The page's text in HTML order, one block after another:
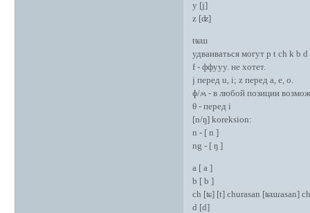
y [j]
z [ʣ]
tʨɯ
удваиваться могут p t ch k b
f - ффууу. не хотет.
j перед u, i; z перед a, е, o.
ɸ/ʍ - в любой позиции
θ - перед i
[n/ŋ] koreksion:
n - [ n ]
ng - [ ŋ ]
a [ a ]
b [ b ]
ch [ʨ] [t] churasan [ʨɯɾasan]
d [d]